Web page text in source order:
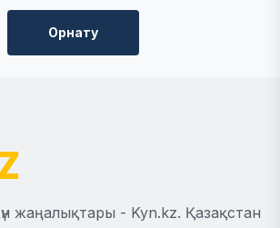
Орнату
жаңалықтары - Kyn.kz. Қазақстан